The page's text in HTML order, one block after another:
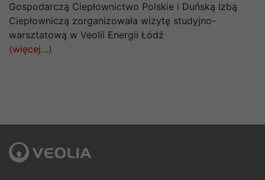
Gospodarczą Ciepłownictwo Polskie i Duńską Izbą
Ciepłowniczą zorganizowała wizytę studyjno-
warsztatową w Veolii Energii Łódź
(więcej…)